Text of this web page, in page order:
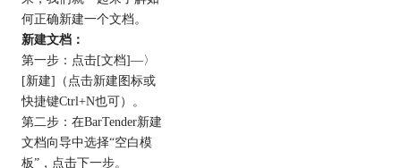
何正确新建一个文档。
新建文档：
第一步：点击[文档]—〉
[新建]（点击新建图标或
快捷键Ctrl+N也可）。
第二步：在BarTender新建
文档向导中选择“空白模
板”，点击下一步。